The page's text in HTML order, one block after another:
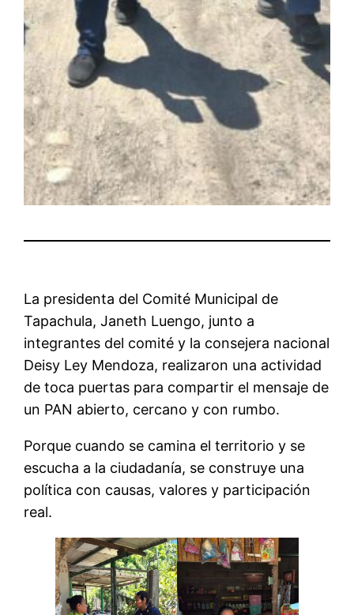
La presidenta del Comité Municipal de
Tapachula, Janeth Luengo, junto a
integrantes del comité y la consejera nacional
Deisy Ley Mendoza, realizaron una actividad
de toca puertas para compartir el mensaje de
un PAN abierto, cercano y con rumbo.
Porque cuando se camina el territorio y se
escucha a la ciudadanía, se construye una
política con causas, valores y participación
real.